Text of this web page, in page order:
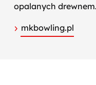
opalanych drewnem.
mkbowling.pl